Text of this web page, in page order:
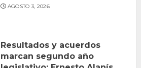
AGOSTO 3, 2026
Resultados y acuerdos
marcan segundo año